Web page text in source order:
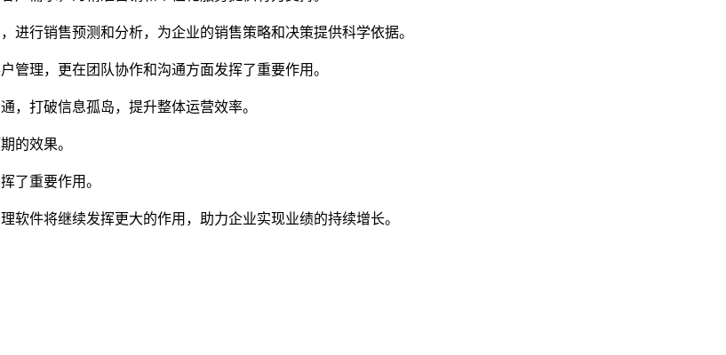
行销售预测和分析，为企业的销售策略和决策提供科学依据。
管理，更在团队协作和沟通方面发挥了重要作用。
，打破信息孤岛，提升整体运营效率。
的效果。
了重要作用。
件将继续发挥更大的作用，助力企业实现业绩的持续增长。